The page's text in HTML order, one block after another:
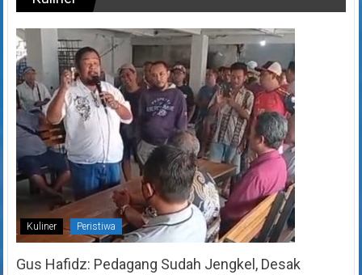
Kuliner Peristiwa
Gus Hafidz: Pedagang Sudah Jengkel, Desak